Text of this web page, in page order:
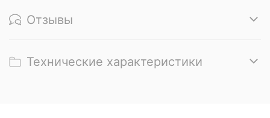
Отзывы
Технические характеристики